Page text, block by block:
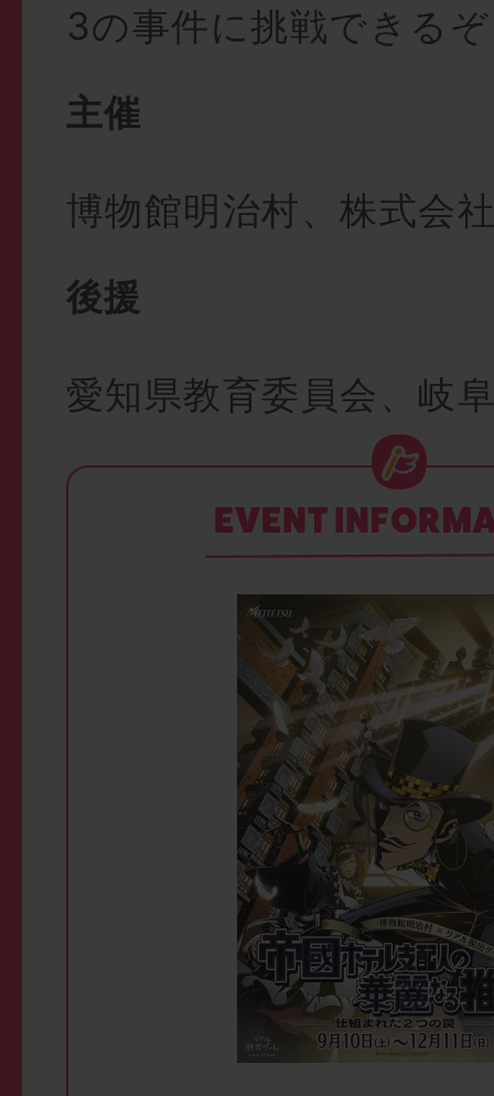
3の事件に挑戦できる
主催
博物館明治村、株式会
後援
愛知県教育委員会、岐